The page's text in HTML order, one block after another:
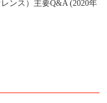
ンス）主要Q&A (2020年